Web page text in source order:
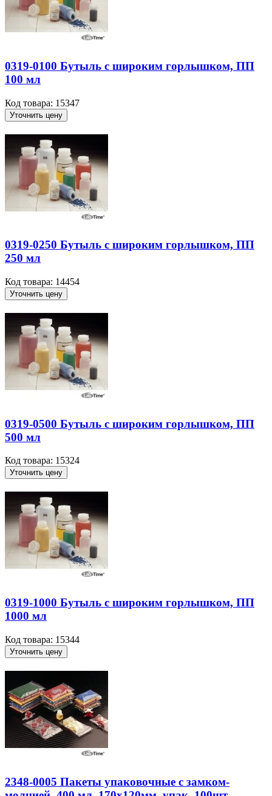
0319-0100 Бутыль с широким горлышком, ПП
100 мл
Код товара: 15347
Уточнить цену
0319-0250 Бутыль с широким горлышком, ПП
250 мл
Код товара: 14454
Уточнить цену
0319-0500 Бутыль с широким горлышком, ПП
500 мл
Код товара: 15324
Уточнить цену
0319-1000 Бутыль с широким горлышком, ПП
1000 мл
Код товара: 15344
Уточнить цену
2348-0005 Пакеты упаковочные с замком-